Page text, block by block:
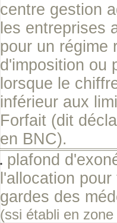
centre gestion
les entreprises
pour un régime
d'imposition ou
lorsque le
inférieur aux
Forfait (dit
en BNC).
plafond
l'allocation
gardes des
(ssi établi en